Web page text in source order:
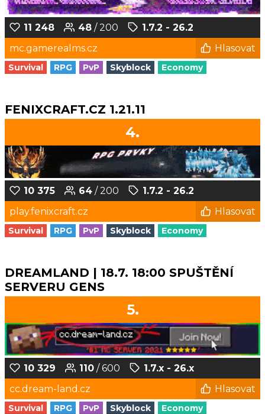
11 248 48 / 200
1.7.2 - 26.2
mc.gamerealms.cz
Hlasovat
Survival RPG PvP Skyblock Economy
FENIXCRAFT.CZ 1.21.11
4.
10 375 64 / 200
1.7.2 - 26.2
play.fenixcraft.cz
Hlasovat
Survival RPG PvP Skyblock Economy
DREAMLAND | 18.7. 18:00 SPUŠTĚNÍ
SERVERU GENS
5.
10 329 110 / 600
1.7.x - 26.x
cc.dream-land.cz
Hlasovat
Survival RPG PvP Skyblock Economy